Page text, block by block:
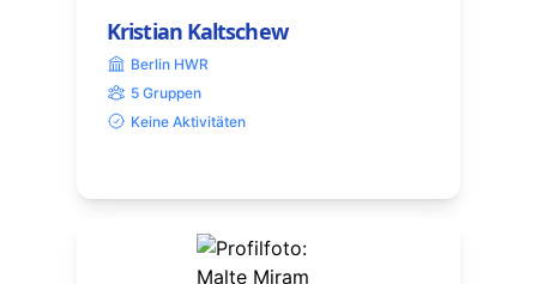
Kristian Kaltschew
Berlin HWR
5 Gruppen
Keine Aktivitäten